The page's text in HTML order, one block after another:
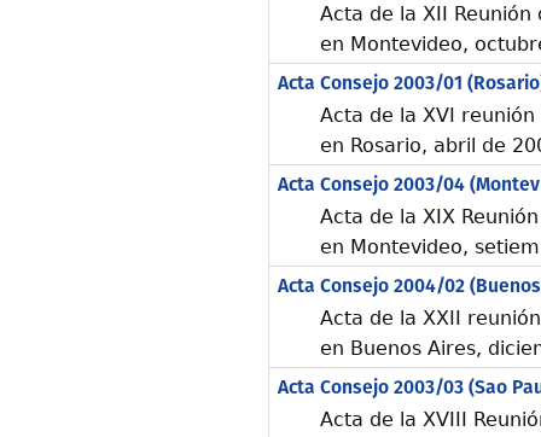
Acta de la XII Reunión
en Montevideo,
Acta Consejo 2003/01
Acta de la XVI
en Rosario, abril de
Acta Consejo 2003/04
Acta de la XIX
en Montevideo,
Acta Consejo 2004/02
Acta de la XXII
en Buenos Aires,
Acta Consejo 2003/03 (Sao
Acta de la XVIII